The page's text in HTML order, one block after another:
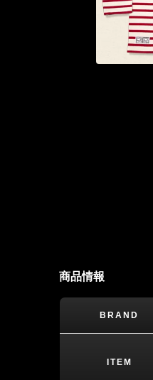
商品情報
BRAND
ITEM